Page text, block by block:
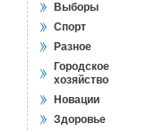
Выборы
Спорт
Разное
Городское
хозяйство
Новации
Здоровье